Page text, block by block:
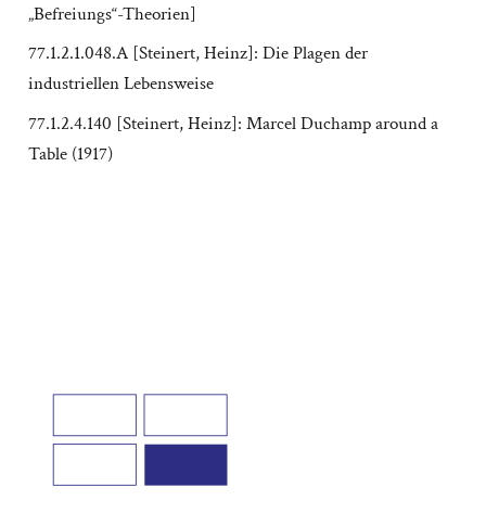
„Befreiungs“-Theorien]
77.1.2.1.048.A [Steinert, Heinz]: Die Plagen der
industriellen Lebensweise
77.1.2.4.140 [Steinert, Heinz]: Marcel Duchamp around a
Table (1917)